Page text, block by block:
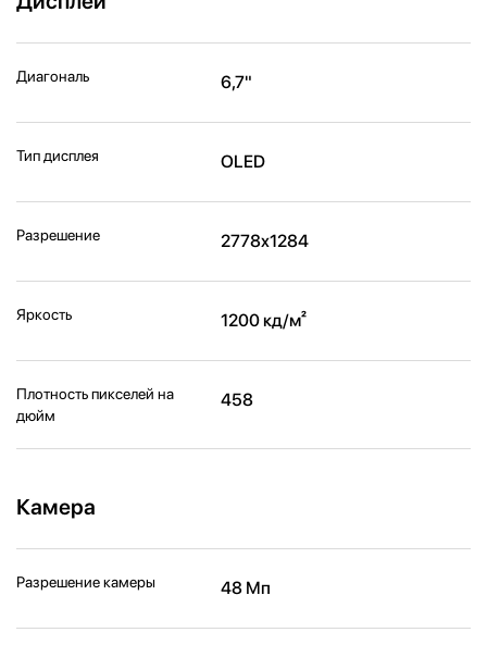
Диагональ 6,7"
Тип дисплея OLED
Разрешение 2778x1284
Яркость 1200 кд/м²
Плотность пикселей на
дюйм
458
Камера
Разрешение камеры 48 Мп